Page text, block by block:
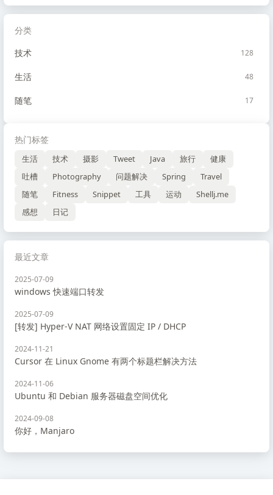
分类
技术
128
生活 48
随笔 17
热门标签
生活 技术 摄影 Tweet Java 旅行
健康
吐槽
Photography 问题解决 Spring
Travel
随笔
Fitness Snippet 工具 运动
Shellj.me
感想
日记
最近文章
2025-07-09
windows 快速端口转发
2025-07-09
[转发] Hyper-V NAT 网络设置固定 IP / DHCP
2024-11-21
Cursor 在 Linux Gnome 有两个标题栏解决方法
2024-11-06
Ubuntu 和 Debian 服务器磁盘空间优化
2024-09-08
你好，Manjaro